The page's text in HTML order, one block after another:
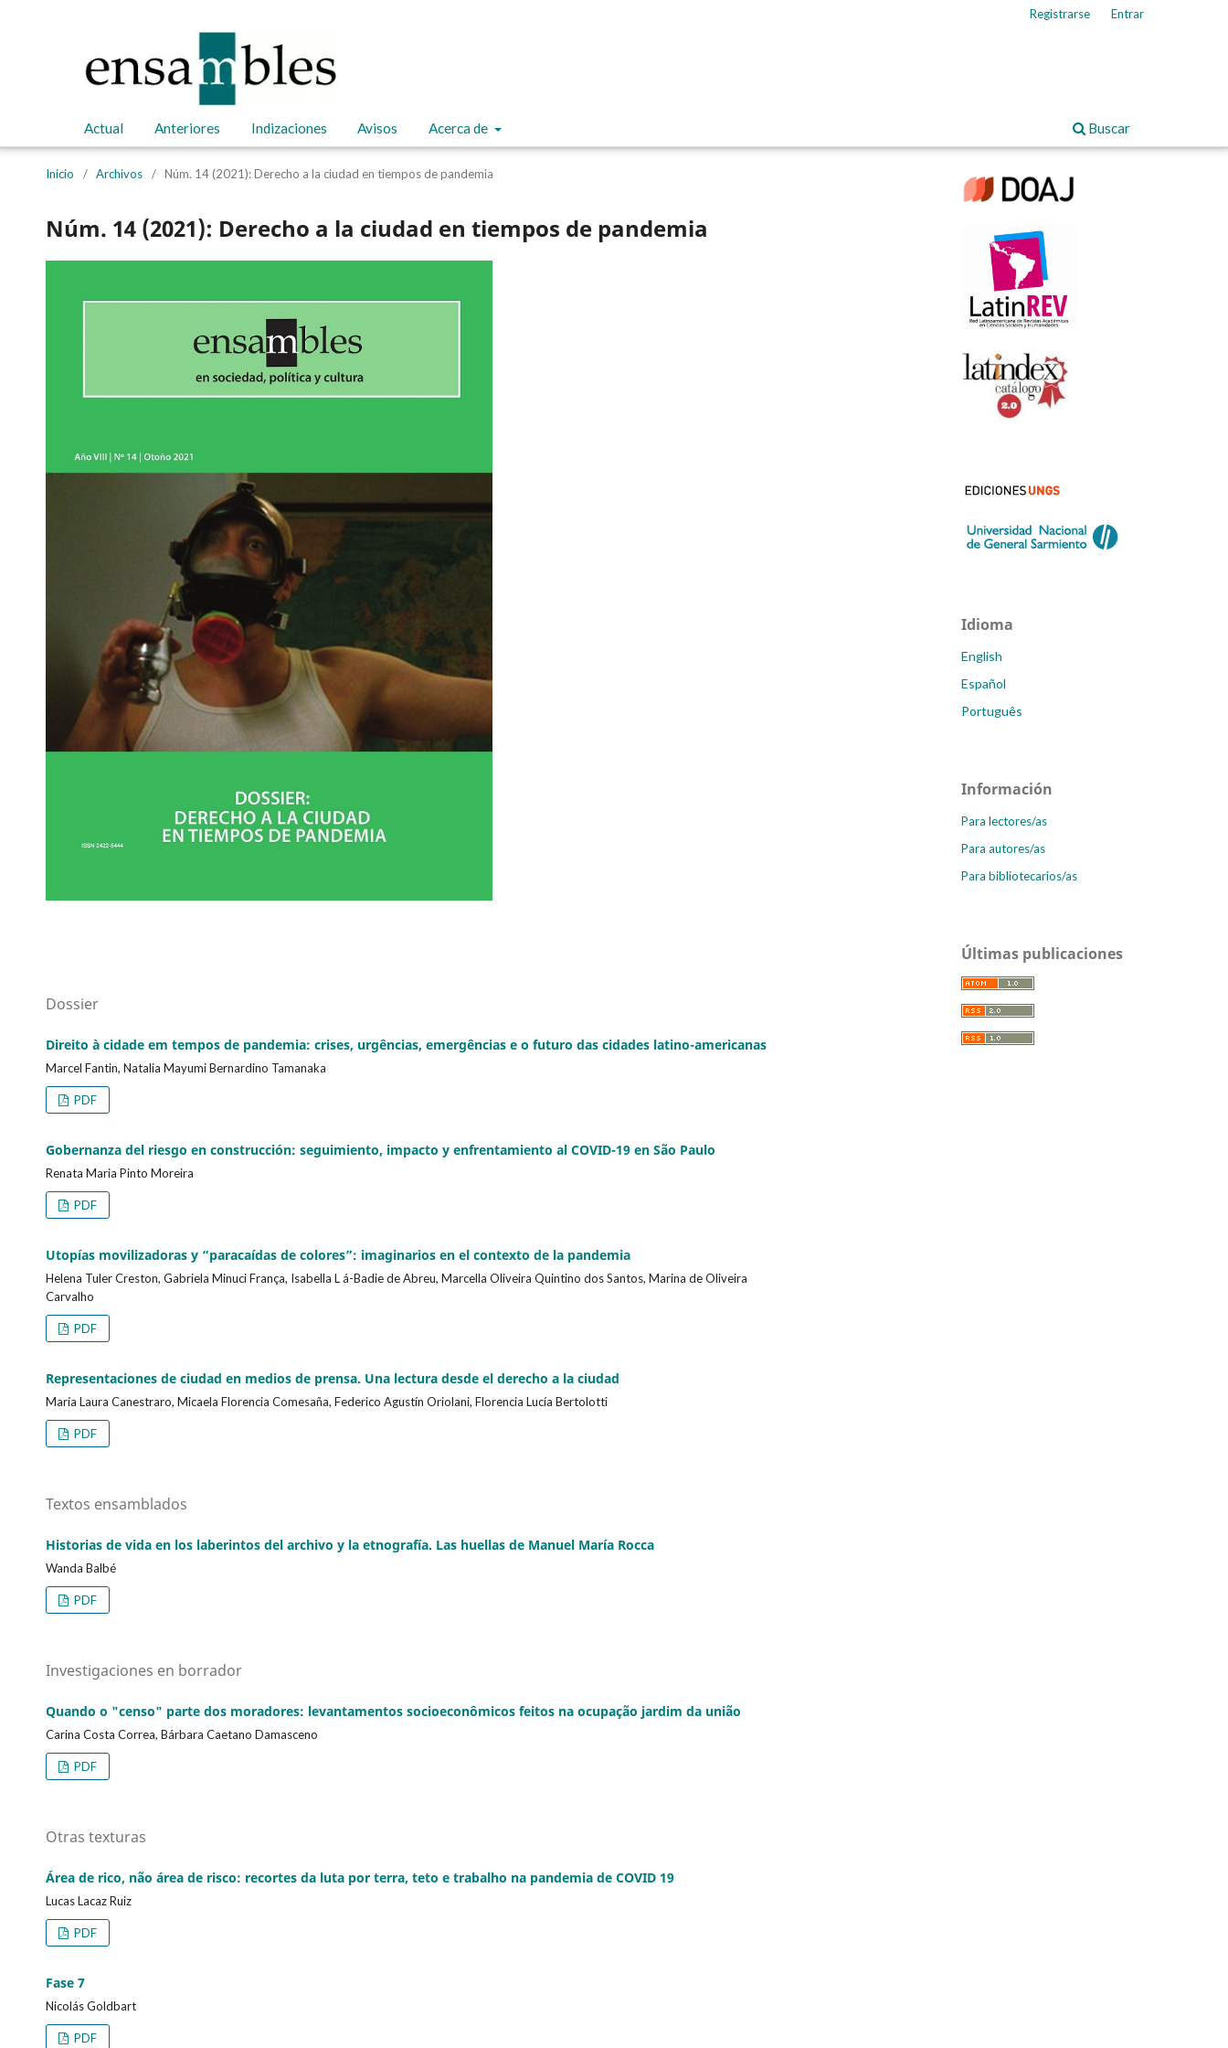
Actual Anteriores Indizaciones Avisos Acerca de Buscar
Registrarse Entrar
Inicio / Archivos / Núm. 14 (2021): Derecho a la ciudad en tiempos de pandemia
Núm. 14 (2021): Derecho a la ciudad en tiempos de pandemia
Dossier
Direito à cidade em tempos de pandemia: crises, urgências, emergências e o futuro das cidades latino-americanas
Marcel Fantin, Natalia Mayumi Bernardino Tamanaka
PDF
Gobernanza del riesgo en construcción: seguimiento, impacto y enfrentamiento al COVID-19 en São Paulo
Renata Maria Pinto Moreira
PDF
Utopías movilizadoras y “paracaídas de colores”: imaginarios en el contexto de la pandemia
Helena Tuler Creston, Gabriela Minuci França, Isabella L á-Badie de Abreu, Marcella Oliveira Quintino dos Santos, Marina de Oliveira
Carvalho
PDF
Representaciones de ciudad en medios de prensa. Una lectura desde el derecho a la ciudad
María Laura Canestraro, Micaela Florencia Comesaña, Federico Agustín Oriolani, Florencia Lucía Bertolotti
PDF
Textos ensamblados
Historias de vida en los laberintos del archivo y la etnografía. Las huellas de Manuel María Rocca
Wanda Balbé
PDF
Investigaciones en borrador
Quando o "censo" parte dos moradores: levantamentos socioeconômicos feitos na ocupação jardim da união
Carina Costa Correa, Bárbara Caetano Damasceno
PDF
Otras texturas
Área de rico, não área de risco: recortes da luta por terra, teto e trabalho na pandemia de COVID 19
Lucas Lacaz Ruiz
PDF
Fase 7
Nicolás Goldbart
PDF
Idioma
English
Español
Português
Información
Para lectores/as
Para autores/as
Para bibliotecarios/as
Últimas publicaciones